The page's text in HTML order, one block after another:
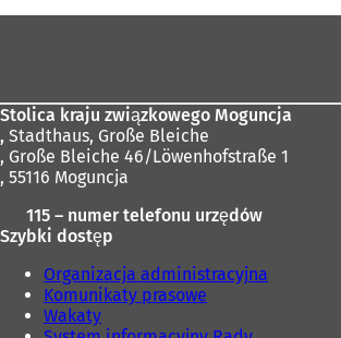
Stolica kraju związkowego Moguncja
, Stadthaus, Große Bleiche
, Große Bleiche 46/Löwenhofstraße 1
, 55116 Moguncja
115 – numer telefonu urzędów
Szybki dostęp
Organizacja administracyjna
Komunikaty prasowe
Wakaty